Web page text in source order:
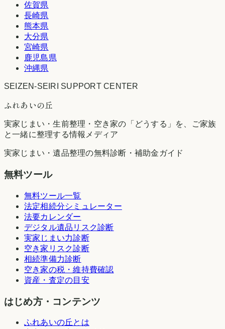
佐賀県
長崎県
熊本県
大分県
宮崎県
鹿児島県
沖縄県
SEIZEN-SEIRI SUPPORT CENTER
ふれあいの丘
実家じまい・生前整理・空き家の「どうする」を、ご家族
と一緒に整理する情報メディア
実家じまい・遺品整理の無料診断・補助金ガイド
無料ツール
無料ツール一覧
法定相続分シミュレーター
法要カレンダー
デジタル遺品リスク診断
実家じまい力診断
空き家リスク診断
相続準備力診断
空き家の税・維持費確認
資産・査定の目安
はじめ方・コンテンツ
ふれあいの丘とは